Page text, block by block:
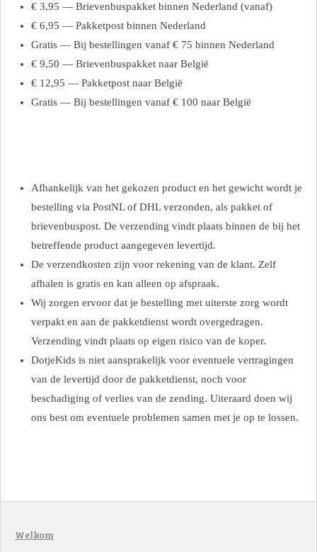
€ 3,95 — Brievenbuspakket binnen Nederland (vanaf)
€ 6,95 — Pakketpost binnen Nederland
Gratis — Bij bestellingen vanaf € 75 binnen Nederland
€ 9,50 — Brievenbuspakket naar België
€ 12,95 — Pakketpost naar België
Gratis — Bij bestellingen vanaf € 100 naar België
Afhankelijk van het gekozen product en het gewicht wordt je
bestelling via PostNL of DHL verzonden, als pakket of
brievenbuspost. De verzending vindt plaats binnen de bij het
betreffende product aangegeven levertijd.
De verzendkosten zijn voor rekening van de klant. Zelf
afhalen is gratis en kan alleen op afspraak.
Wij zorgen ervoor dat je bestelling met uiterste zorg wordt
verpakt en aan de pakketdienst wordt overgedragen.
Verzending vindt plaats op eigen risico van de koper.
DotjeKids is niet aansprakelijk voor eventuele vertragingen
van de levertijd door de pakketdienst, noch voor
beschadiging of verlies van de zending. Uiteraard doen wij
ons best om eventuele problemen samen met je op te lossen.
Welkom